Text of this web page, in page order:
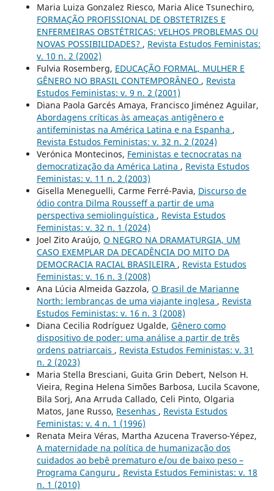
Maria Luiza Gonzalez Riesco, Maria Alice Tsunechiro,
FORMAÇÃO PROFISSIONAL DE OBSTETRIZES E
ENFERMEIRAS OBSTÉTRICAS: VELHOS PROBLEMAS OU
NOVAS POSSIBILIDADES? , Revista Estudos Feministas:
v. 10 n. 2 (2002)
Fulvia Rosemberg, EDUCAÇÃO FORMAL, MULHER E
GÊNERO NO BRASIL CONTEMPORÂNEO , Revista
Estudos Feministas: v. 9 n. 2 (2001)
Diana Paola Garcés Amaya, Francisco Jiménez Aguilar,
Abordagens críticas às ameaças antigênero e
antifeministas na América Latina e na Espanha ,
Revista Estudos Feministas: v. 32 n. 2 (2024)
Verónica Montecinos, Feministas e tecnocratas na
democratização da América Latina , Revista Estudos
Feministas: v. 11 n. 2 (2003)
Gisella Meneguelli, Carme Ferré-Pavia, Discurso de
ódio contra Dilma Rousseff a partir de uma
perspectiva semiolinguística , Revista Estudos
Feministas: v. 32 n. 1 (2024)
Joel Zito Araújo, O NEGRO NA DRAMATURGIA, UM
CASO EXEMPLAR DA DECADÊNCIA DO MITO DA
DEMOCRACIA RACIAL BRASILEIRA , Revista Estudos
Feministas: v. 16 n. 3 (2008)
Ana Lúcia Almeida Gazzola, O Brasil de Marianne
North: lembranças de uma viajante inglesa , Revista
Estudos Feministas: v. 16 n. 3 (2008)
Diana Cecilia Rodríguez Ugalde, Gênero como
dispositivo de poder: uma análise a partir de três
ordens patriarcais , Revista Estudos Feministas: v. 31
n. 2 (2023)
Maria Stella Bresciani, Guita Grin Debert, Nelson H.
Vieira, Regina Helena Simões Barbosa, Lucila Scavone,
Bila Sorj, Ana Arruda Callado, Celi Pinto, Olgaria
Matos, Jane Russo, Resenhas , Revista Estudos
Feministas: v. 4 n. 1 (1996)
Renata Meira Véras, Martha Azucena Traverso-Yépez,
A maternidade na política de humanização dos
cuidados ao bebê prematuro e/ou de baixo peso –
Programa Canguru , Revista Estudos Feministas: v. 18
n. 1 (2010)